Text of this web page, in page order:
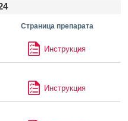
Страница препарата
Инструкция
Инструкция